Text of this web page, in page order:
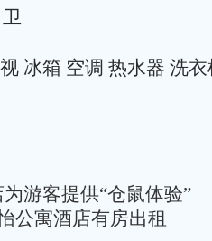
冰箱 空调 热水器 洗衣
游客提供“仓鼠体验”
公寓酒店有房出租